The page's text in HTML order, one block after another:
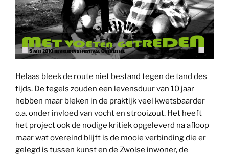
Helaas bleek de route niet bestand tegen de tand des
tijds. De tegels zouden een levensduur van 10 jaar
hebben maar bleken in de praktijk veel kwetsbaarder
o.a. onder invloed van vocht en strooizout. Het heeft
het project ook de nodige kritiek opgeleverd na afloop
maar wat overeind blijft is de mooie verbinding die er
gelegd is tussen kunst en de Zwolse inwoner, de